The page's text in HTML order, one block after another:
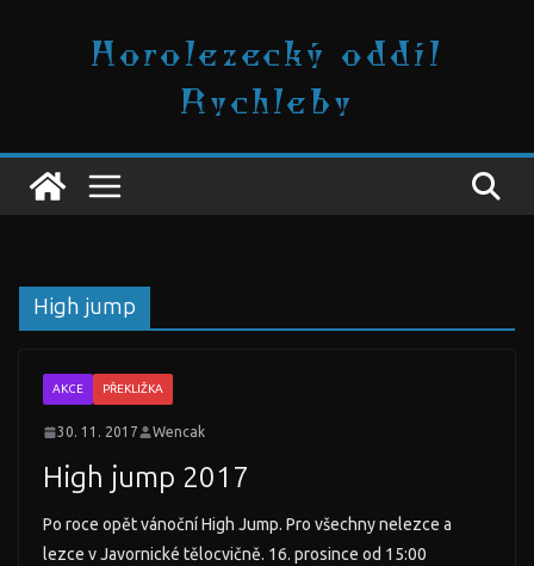
Horolezecký oddíl
Rychleby
High jump
AKCE PŘEKLIŽKA
30. 11. 2017 Wencak
High jump 2017
Po roce opět vánoční High Jump. Pro všechny nelezce a
lezce v Javornické tělocvičně. 16. prosince od 15:00